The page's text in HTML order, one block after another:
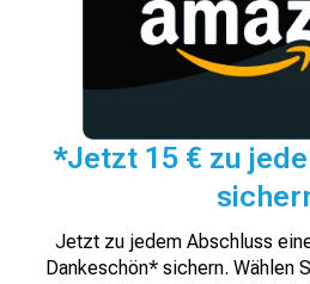
*Jetzt 15 € zu
Jetzt zu jedem Abschluss
Dankeschön* sichern. Wählen